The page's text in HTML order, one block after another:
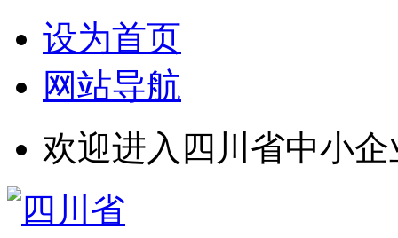
设为首页
网站导航
欢迎进入四川省中小